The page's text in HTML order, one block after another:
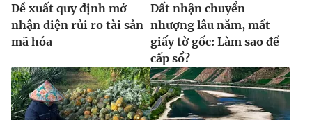
Ðề xuất quy định mở
nhận diện rủi ro tài sản
mã hóa
Đất nhận chuyển
nhượng lâu năm, mất
giấy tờ gốc: Làm sao để
cấp sổ?